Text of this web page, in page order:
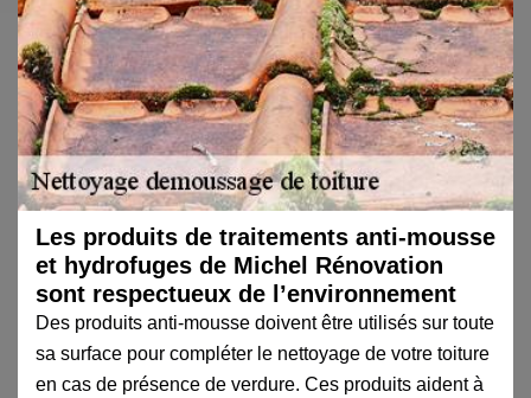
Les produits de traitements anti-mousse
et hydrofuges de Michel Rénovation
sont respectueux de l’environnement
Des produits anti-mousse doivent être utilisés sur toute
sa surface pour compléter le nettoyage de votre toiture
en cas de présence de verdure. Ces produits aident à